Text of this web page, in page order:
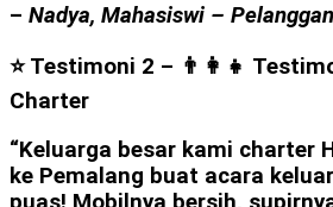
– Nadya, Mahasiswi –
⭐ Testimoni 2 – 👨‍👩‍👧
Charter
“Keluarga besar kami charter
ke Pemalang buat acara